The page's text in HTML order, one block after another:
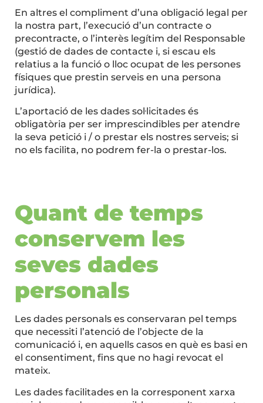
En altres el compliment d’una obligació legal per
la nostra part, l’execució d’un contracte o
precontracte, o l’interès legítim del Responsable
(gestió de dades de contacte i, si escau els
relatius a la funció o lloc ocupat de les persones
físiques que prestin serveis en una persona
jurídica).
L’aportació de les dades sol·licitades és
obligatòria per ser imprescindibles per atendre
la seva petició i / o prestar els nostres serveis; si
no els facilita, no podrem fer-la o prestar-los.
Quant de temps
conservem les
seves dades
personals
Les dades personals es conservaran pel temps
que necessiti l’atenció de l’objecte de la
comunicació i, en aquells casos en què es basi en
el consentiment, fins que no hagi revocat el
mateix.
Les dades facilitades en la corresponent xarxa